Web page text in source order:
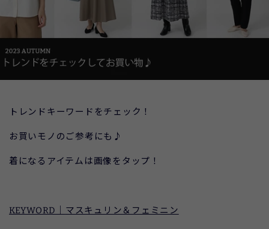
トレンドキーワードをチェック！
お買いモノのご参考にも♪
着になるアイテムは画像をタップ！
KEYWORD｜ マスキュリン＆フェミニン